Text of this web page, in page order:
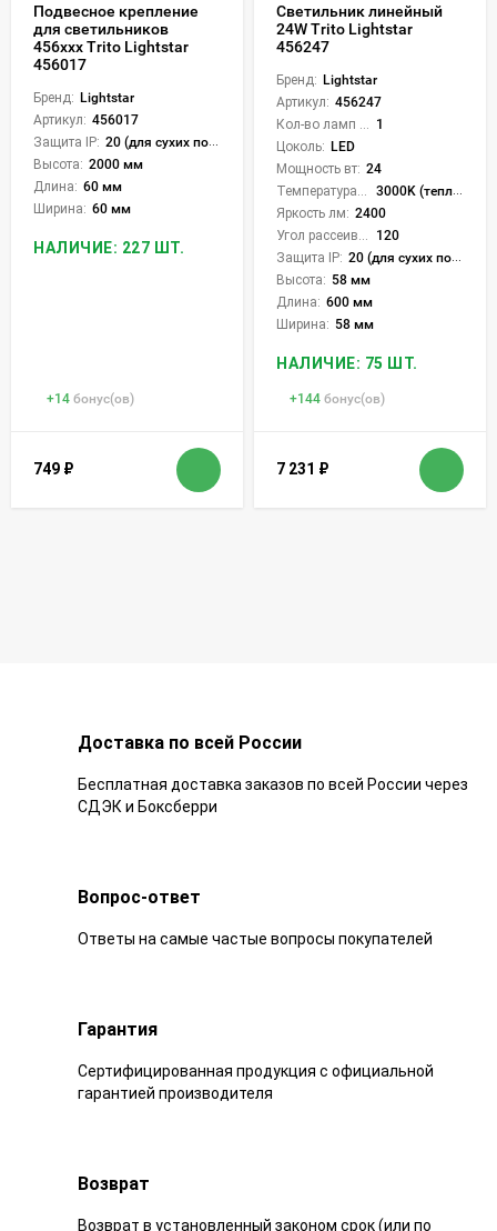
Подвесное крепление
для светильников
456ххх Trito Lightstar
456017
Бренд: Lightstar
Артикул: 456017
Защита IP: 20 (для сухих пом.)
Высота: 2000 мм
Длина: 60 мм
Ширина: 60 мм
НАЛИЧИЕ: 227 ШТ.
+14 бонус(ов)
749 ₽
Светильник линейный
24W Trito Lightstar
456247
Бренд: Lightstar
Артикул: 456247
1
Цоколь: LED
Мощность вт: 24
3000K (теплый), 4000K (нейтральный), 6000K (холодный), CCT механическое переключение
Яркость лм: 2400
120
Защита IP: 20 (для сухих пом.)
Высота: 58 мм
Длина: 600 мм
Ширина: 58 мм
НАЛИЧИЕ: 75 ШТ.
+144 бонус(ов)
7 231 ₽
Доставка по всей России
Бесплатная доставка заказов по всей России через
СДЭК и Боксберри
Вопрос-ответ
Ответы на самые частые вопросы покупателей
Гарантия
Сертифицированная продукция с официальной
гарантией производителя
Возврат
Возврат в установленный законом срок (или по